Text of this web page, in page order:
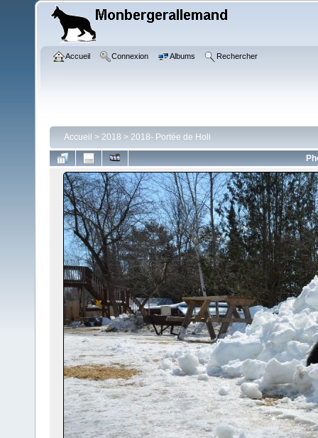
Accueil Connexion Albums Rechercher
Accueil > 2018 > 2018- Portée de Holi